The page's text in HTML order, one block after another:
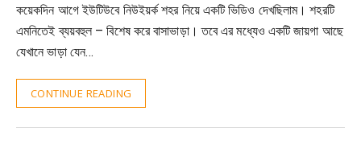
কয়েকদিন আগে ইউটিউবে নিউইয়র্ক শহর নিয়ে একটি ভিডিও দেখছিলাম। শহরটি
এমনিতেই ব্যয়বহুল – বিশেষ করে বাসাভাড়া। তবে এর মধ্যেও একটি জায়গা আছে
যেখানে ভাড়া যেন…
CONTINUE READING